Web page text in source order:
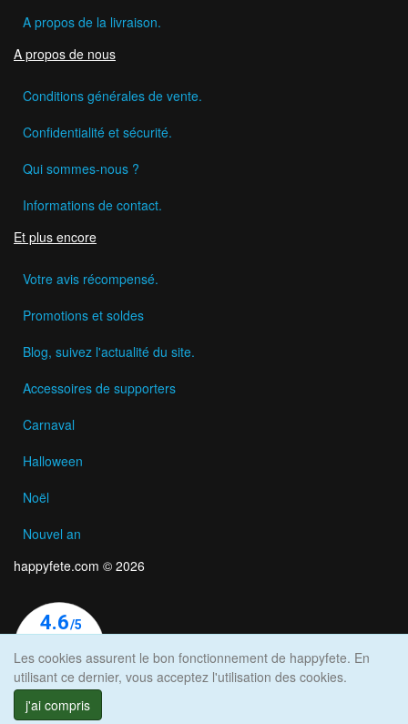
A propos de la livraison.
A propos de nous
Conditions générales de vente.
Confidentialité et sécurité.
Qui sommes-nous ?
Informations de contact.
Et plus encore
Votre avis récompensé.
Promotions et soldes
Blog, suivez l'actualité du site.
Accessoires de supporters
Carnaval
Halloween
Noël
Nouvel an
happyfete.com © 2026
Les cookies assurent le bon fonctionnement de happyfete. En
utilisant ce dernier, vous acceptez l'utilisation des cookies.
j'ai compris